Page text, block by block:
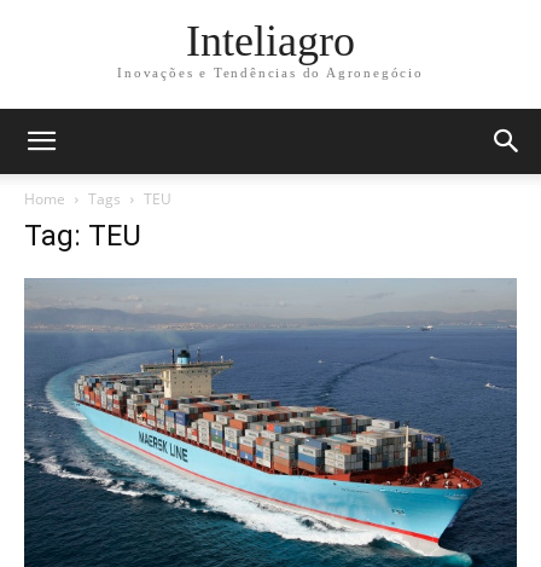
Inteliagro
Inovações e Tendências do Agronegócio
Home Tags TEU
Tag: TEU